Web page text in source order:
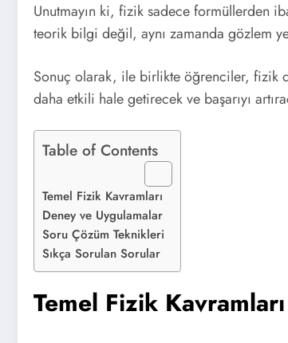
Unutmayın ki, fizik sadece formüllerden
teorik bilgi değil, aynı zamanda gözlem
Sonuç olarak, ile birlikte öğrenciler, fizik
daha etkili hale getirecek ve başarıyı
Table of Contents
Temel Fizik Kavramları
Deney ve Uygulamalar
Soru Çözüm Teknikleri
Sıkça Sorulan Sorular
Temel Fizik Kavramları